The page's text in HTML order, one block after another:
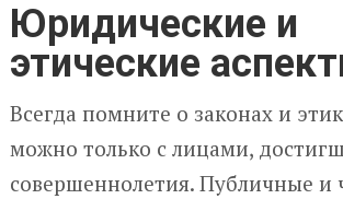
Юридические и
этические
Всегда помните о законах и
можно только с лицами,
совершеннолетия. Публичные и